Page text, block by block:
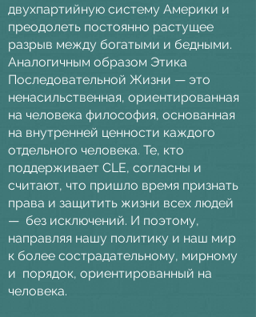
двухпартийную систему Америки и
преодолеть постоянно растущее
разрыв между богатыми и бедными.
Аналогичным образом Этика
Последовательной Жизни — это
ненасильственная, ориентированная
на человека философия, основанная
на внутренней ценности каждого
отдельного человека. Те, кто
поддерживает CLE, согласны и
считают, что пришло время признать
права и защитить жизни всех людей
— без исключений. И поэтому,
направляя нашу политику и наш мир
к более сострадательному, мирному
и порядок, ориентированный на
человека.